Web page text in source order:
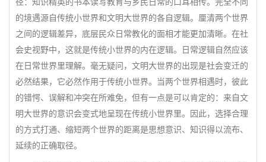
的境遇源自传统小世界和文明大世界的各自逻辑。厘清两个世界
之间的逻辑差异，底层民众日常教化的面相才能更加清晰。在社
会史视野中，这就是传统小世界的内在逻辑。日常逻辑自然应该
在日常世界里理解。毫无疑问，文明大世界的出现是社会变迁的
必然结果，它必然作用于传统小世界。当两个世界相遇时，彼此
的错愕、误解和冲突在所难免，但有一点是可以肯定的：来自文
明大世界的意识会变式地呈现在传统小世界里。因此，选择合理
的方式打通、缩短两个世界的距离是思想意识、知识得以流布、
延续的正确取径。